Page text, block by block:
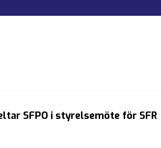
SFPO i styrelsemöte för SFR